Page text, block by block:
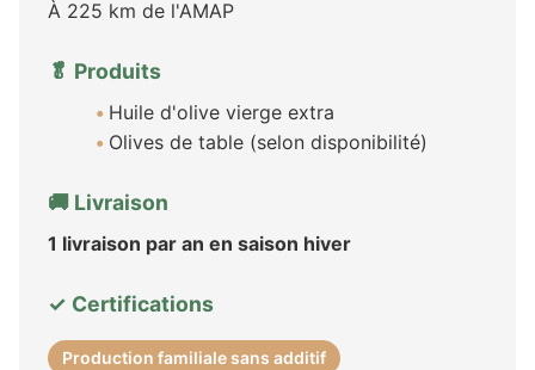
À 225 km de l'AMAP
🥬 Produits
Huile d'olive vierge extra
Olives de table (selon disponibilité)
🚚 Livraison
1 livraison par an en saison hiver
✓ Certifications
Production familiale sans additif